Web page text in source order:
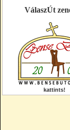
VálaszÚt
kattints!